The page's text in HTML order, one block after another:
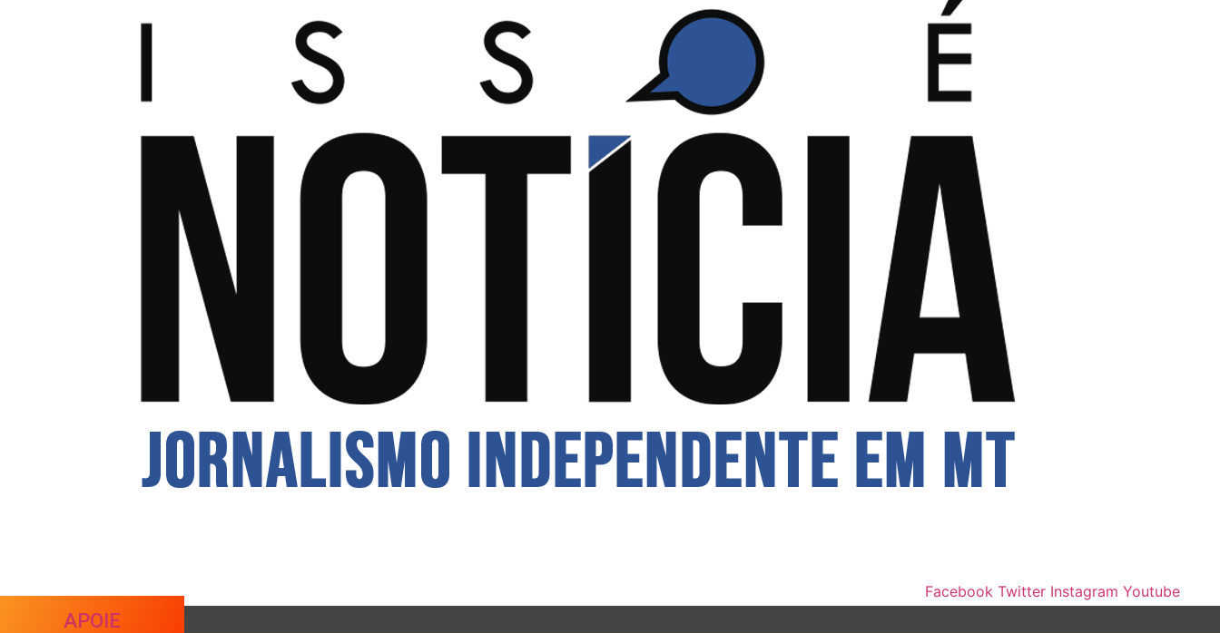
Facebook Twitter Instagram Youtube
APOIE